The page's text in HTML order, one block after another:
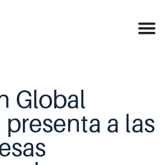
Global
a las